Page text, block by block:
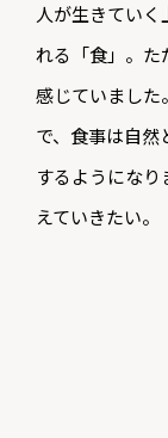
人が生きてい
れる「食」。た
感じていました
で、食事は自
するようにな
えていきたい。